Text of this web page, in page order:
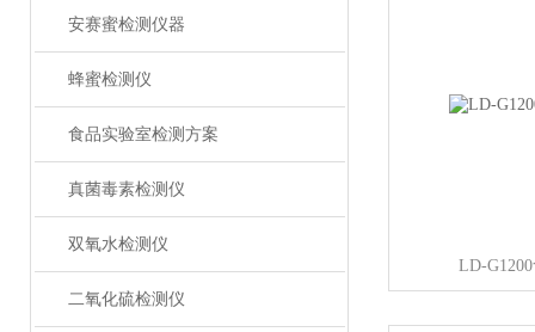
安赛蜜检测仪器
蜂蜜检测仪
食品实验室检测方案
真菌毒素检测仪
双氧水检测仪
二氧化硫检测仪
LD-